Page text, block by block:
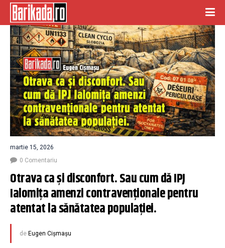
martie 15, 2026
0 Comentariu
Otrava ca și disconfort. Sau cum dă IPJ
Ialomița amenzi contravenționale pentru
atentat la sănătatea populației.
de Eugen Cișmașu